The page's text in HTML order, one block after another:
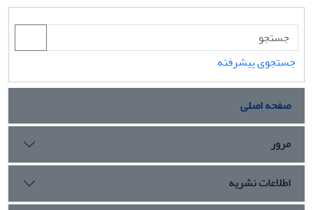
جستجوی پیشرفته
صفحه اصلی
مرور
اطلاعات نشریه